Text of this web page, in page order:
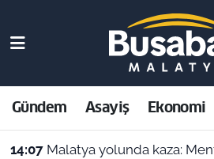
Gündem Asayiş Ekonomi
14:07 Malatya yolunda kaza: Menfeze
Asayiş
Ekonomi
Malatya Nöbetçi
Malatya Hava Durumu
Malatya Namaz Vakitleri